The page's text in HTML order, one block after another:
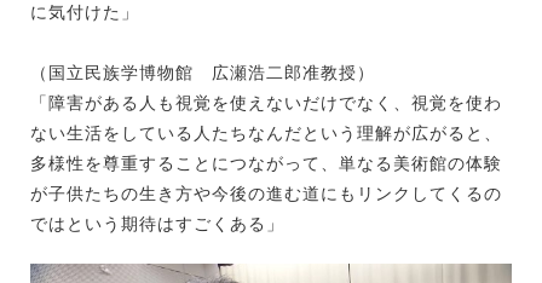
に気付けた」
（国立民族学博物館 広瀬浩二郎准教授）
「障害がある人も視覚を使えないだけでなく、視覚を使わ
ない生活をしている人たちなんだという理解が広がると、
多様性を尊重することにつながって、単なる美術館の体験
が子供たちの生き方や今後の進む道にもリンクしてくるの
ではという期待はすごくある」